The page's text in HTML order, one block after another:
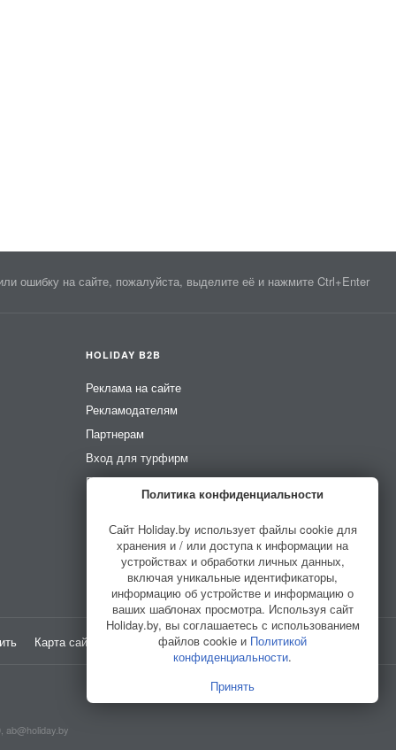
ошибку на сайте, пожалуйста, выделите её и нажмите Ctrl+Enter
HOLIDAY B2B
Реклама на сайте
Рекламодателям
Партнерам
Вход для турфирм
Вход для усадеб
Карта сайта Разработано вHELLO WORLD
ab@holiday.by
Политика конфиденциальности
Сайт Holiday.by использует файлы cookie для
хранения и / или доступа к информации на
устройствах и обработки личных данных,
включая уникальные идентификаторы,
информацию об устройстве и информацию о
ваших шаблонах просмотра. Используя сайт
Holiday.by, вы соглашаетесь с использованием
файлов cookie и Политикой
конфиденциальности.
Принять